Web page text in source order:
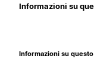
Informazioni su
Informazioni su